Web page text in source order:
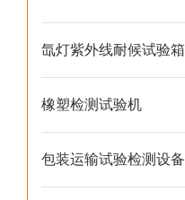
氙灯紫外线耐候试验箱
橡塑检测试验机
包装运输试验检测设备